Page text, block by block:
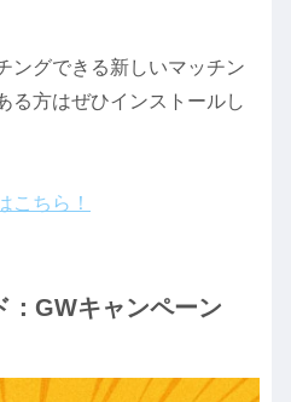
ングできる新しいマッチン
る方はぜひインストールし
こちら！
：GWキャンペーン